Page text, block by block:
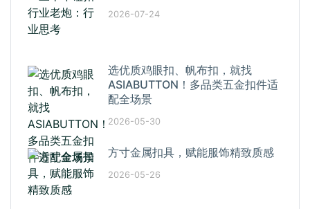
2026-07-24
选优质鸡眼扣、帆布扣，就找
ASIABUTTON！多品类五金扣件适
配全场景
2026-05-30
方寸金属扣具，赋能服饰精致质感
2026-05-26